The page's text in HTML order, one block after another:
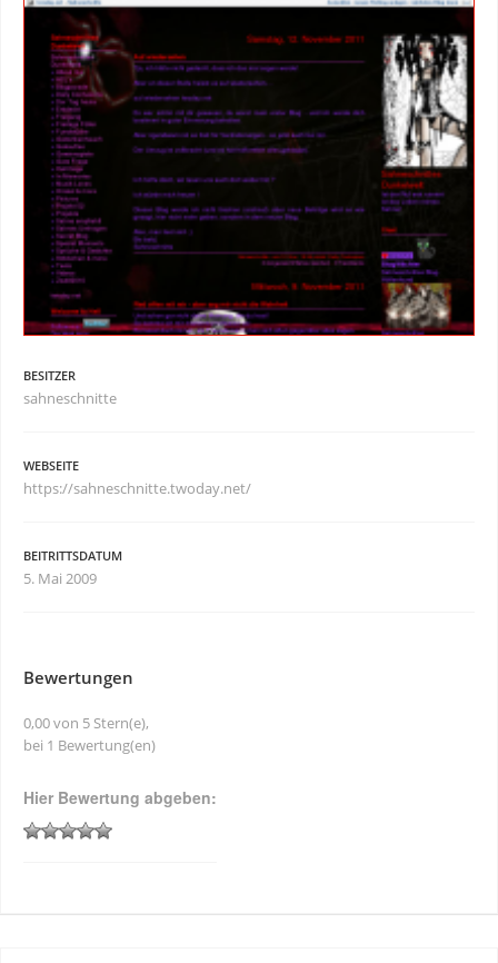
BESITZER
sahneschnitte
WEBSEITE
https://sahneschnitte.twoday.net/
BEITRITTSDATUM
5. Mai 2009
Bewertungen
0,00 von 5 Stern(e),
bei 1 Bewertung(en)
Hier Bewertung abgeben: